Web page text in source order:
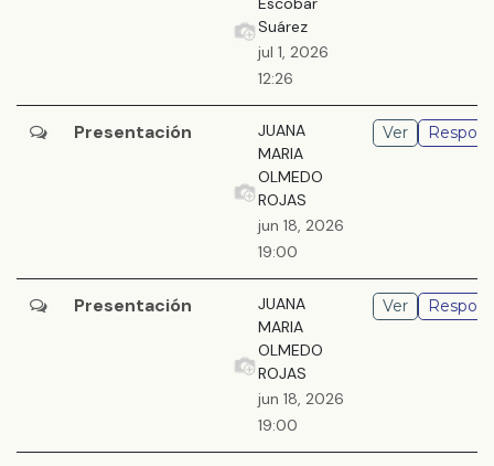
Suárez
jul 1, 2026
12:26
Presentación
JUANA
MARIA
OLMEDO
ROJAS
jun 18, 2026
19:00
Ver
Presentación
JUANA
MARIA
OLMEDO
ROJAS
jun 18, 2026
19:00
Ver